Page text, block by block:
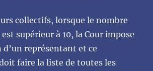
collectifs, lorsque le nombre
supérieur à 10, la Cour impose
représentant et ce
faire la liste de toutes les